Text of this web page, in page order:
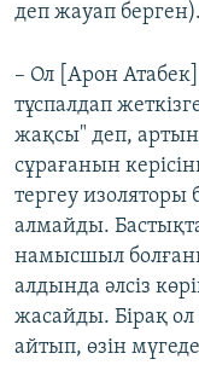
деп жауап берген).
– Ол [Арон
тұспалдап
жақсы" деп,
сұрағанын
тергеу
алмайды.
намысшыл
алдында әлсіз
жасайды. Бірақ
айтып, өзін